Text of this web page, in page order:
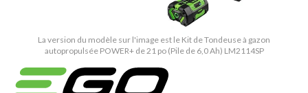
La version du modèle sur l'image est le Kit de Tondeuse à gazon
autopropulsée POWER+ de 21 po (Pile de 6,0 Ah) LM2114SP